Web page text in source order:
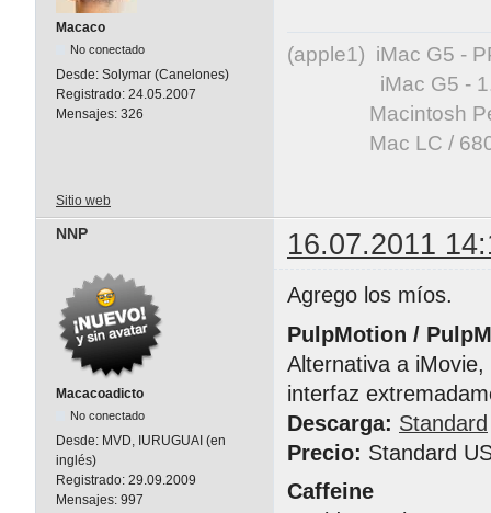
Macaco
No conectado
Desde: Solymar (Canelones)
Registrado: 24.05.2007
Mensajes: 326
(apple1) iMac G5 -
iMac G5 - 1.83
Macintosh
Mac LC / 68020
Sitio web
NNP 16.07.2011
Macacoadicto
No conectado
Desde: MVD, IURUGUAI (en
inglés)
Registrado: 29.09.2009
Mensajes: 997
Agrego los míos.
PulpMotion /
Alternativa a
interfaz
Descarga: Standard
Precio: Standard
Caffeine